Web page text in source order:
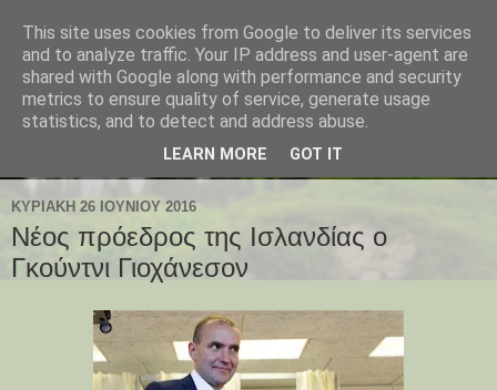
ΚΥΡΙΑΚΉ 26 ΙΟΥΝΊΟΥ 2016
Νέος πρόεδρος της Ισλανδίας ο
Γκούντνι Γιοχάνεσον
This site uses cookies from Google to deliver its services
and to analyze traffic. Your IP address and user-agent are
shared with Google along with performance and security
metrics to ensure quality of service, generate usage
statistics, and to detect and address abuse.
LEARN MORE GOT IT